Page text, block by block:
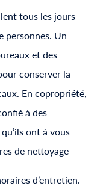
tous les jours
personnes. Un
et des
conserver la
En copropriété,
à des
ont à vous
de nettoyage
d’entretien.